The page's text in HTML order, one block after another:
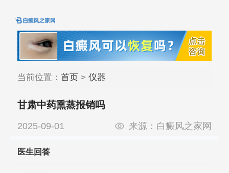
当前位置： 首页> 仪器
甘肃中药熏蒸报销吗
2025-09-01 来源： 白癜风之家网
医生回答